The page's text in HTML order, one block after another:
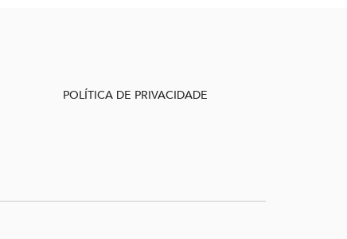
POLÍTICA DE PRIVACIDADE